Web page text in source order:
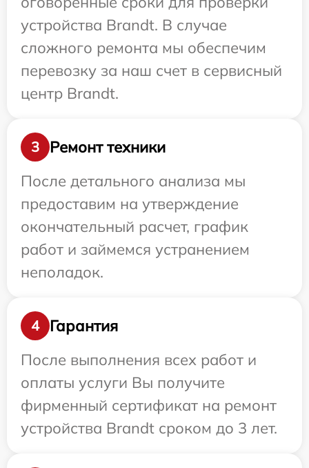
устройства Brandt. В случае
сложного ремонта мы обеспечим
перевозку за наш счет в сервисный
центр Brandt.
3
Ремонт техники
После детального анализа мы
предоставим на утверждение
окончательный расчет, график
работ и займемся устранением
неполадок.
4
Гарантия
После выполнения всех работ и
оплаты услуги Вы получите
фирменный сертификат на ремонт
устройства Brandt сроком до 3 лет.